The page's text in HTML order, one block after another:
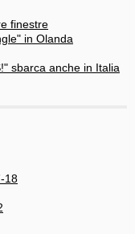
finestre
in Olanda
sbarca anche in Italia
18